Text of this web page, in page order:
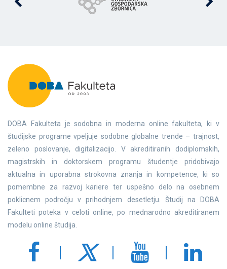
DOBA Fakulteta je sodobna in moderna online fakulteta, ki v
študijske programe vpeljuje sodobne globalne trende – trajnost,
zeleno poslovanje, digitalizacijo. V akreditiranih dodiplomskih,
magistrskih in doktorskem programu študentje pridobivajo
aktualna in uporabna strokovna znanja in kompetence, ki so
pomembne za razvoj kariere ter uspešno delo na osebnem
poklicnem področju v prihodnjem desetletju. Študij na DOBA
Fakulteti poteka v celoti online, po mednarodno akreditiranem
modelu online študija.